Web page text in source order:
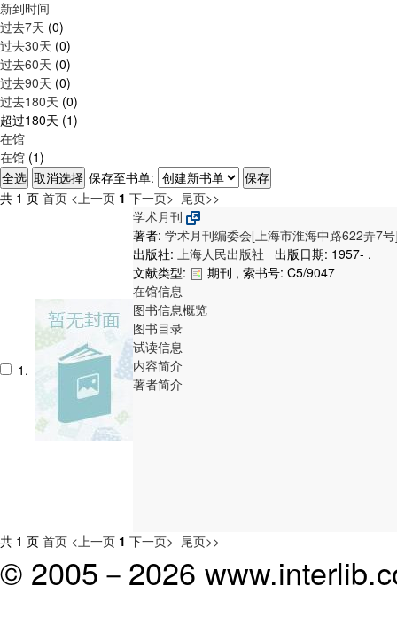
新到时间
过去7天 (0)
过去30天 (0)
过去60天 (0)
过去90天 (0)
过去180天 (0)
超过180天 (1)
在馆
在馆 (1)
保存至书单:
共 1 页 首页 <上一页 1 下一页> 尾页>>
1.
学术月刊
著者: 学术月刊编委会[上海市淮海中路622弄7
出版社: 上海人民出版社
出版日期: 1957- .
文献类型:
期刊 , 索书号: C5/9047
在馆信息
图书信息概览
图书目录
试读信息
内容简介
著者简介
共 1 页 首页 <上一页 1 下一页> 尾页>>
© 2005－ 2026